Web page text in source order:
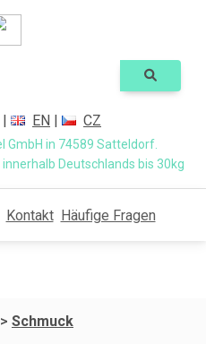
| EN | CZ
GmbH in 74589 Satteldorf.
Deutschlands bis 30kg
Kontakt Häufige Fragen
> Schmuck